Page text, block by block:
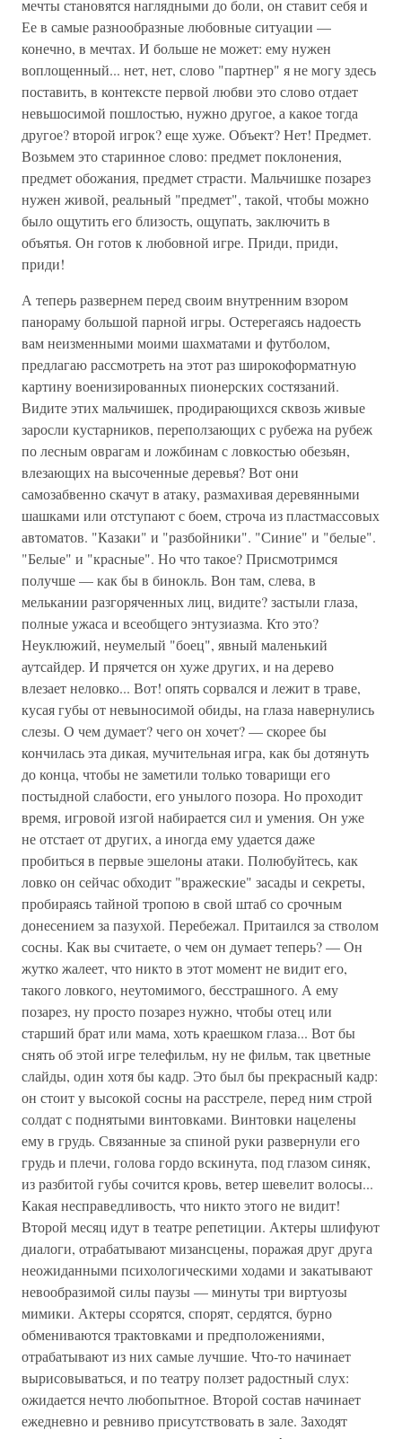
мечты становятся наглядными до боли, он ставит себя и
Ее в самые разнообразные любовные ситуации —
конечно, в мечтах. И больше не может: ему нужен
воплощенный... нет, нет, слово "партнер" я не могу здесь
поставить, в контексте первой любви это слово отдает
невьшосимой пошлостью, нужно другое, а какое тогда
другое? второй игрок? еще хуже. Объект? Нет! Предмет.
Возьмем это старинное слово: предмет поклонения,
предмет обожания, предмет страсти. Мальчишке позарез
нужен живой, реальный "предмет", такой, чтобы можно
было ощутить его близость, ощупать, заключить в
объятья. Он готов к любовной игре. Приди, приди,
приди!
А теперь развернем перед своим внутренним взором
панораму большой парной игры. Остерегаясь надоесть
вам неизменными моими шахматами и футболом,
предлагаю рассмотреть на этот раз широкоформатную
картину военизированных пионерских состязаний.
Видите этих мальчишек, продирающихся сквозь живые
заросли кустарников, переползающих с рубежа на рубеж
по лесным оврагам и ложбинам с ловкостью обезьян,
влезающих на высоченные деревья? Вот они
самозабвенно скачут в атаку, размахивая деревянными
шашками или отступают с боем, строча из пластмассовых
автоматов. "Казаки" и "разбойники". "Синие" и "белые".
"Белые" и "красные". Но что такое? Присмотримся
получше — как бы в бинокль. Вон там, слева, в
мелькании разгоряченных лиц, видите? застыли глаза,
полные ужаса и всеобщего энтузиазма. Кто это?
Неуклюжий, неумелый "боец", явный маленький
аутсайдер. И прячется он хуже других, и на дерево
влезает неловко... Вот! опять сорвался и лежит в траве,
кусая губы от невыносимой обиды, на глаза навернулись
слезы. О чем думает? чего он хочет? — скорее бы
кончилась эта дикая, мучительная игра, как бы дотянуть
до конца, чтобы не заметили только товарищи его
постыдной слабости, его унылого позора. Но проходит
время, игровой изгой набирается сил и умения. Он уже
не отстает от других, а иногда ему удается даже
пробиться в первые эшелоны атаки. Полюбуйтесь, как
ловко он сейчас обходит "вражеские" засады и секреты,
пробираясь тайной тропою в свой штаб со срочным
донесением за пазухой. Перебежал. Притаился за стволом
сосны. Как вы считаете, о чем он думает теперь? — Он
жутко жалеет, что никто в этот момент не видит его,
такого ловкого, неутомимого, бесстрашного. А ему
позарез, ну просто позарез нужно, чтобы отец или
старший брат или мама, хоть краешком глаза... Вот бы
снять об этой игре телефильм, ну не фильм, так цветные
слайды, один хотя бы кадр. Это был бы прекрасный кадр:
он стоит у высокой сосны на расстреле, перед ним строй
солдат с поднятыми винтовками. Винтовки нацелены
ему в грудь. Связанные за спиной руки развернули его
грудь и плечи, голова гордо вскинута, под глазом синяк,
из разбитой губы сочится кровь, ветер шевелит волосы...
Какая несправедливость, что никто этого не видит!
Второй месяц идут в театре репетиции. Актеры шлифуют
диалоги, отрабатывают мизансцены, поражая друг друга
неожиданными психологическими ходами и закатывают
невообразимой силы паузы — минуты три виртуозы
мимики. Актеры ссорятся, спорят, сердятся, бурно
обмениваются трактовками и предположениями,
отрабатывают из них самые лучшие. Что-то начинает
вырисовываться, и по театру ползет радостный слух:
ожидается нечто любопытное. Второй состав начинает
ежедневно и ревниво присутствовать в зале. Заходят